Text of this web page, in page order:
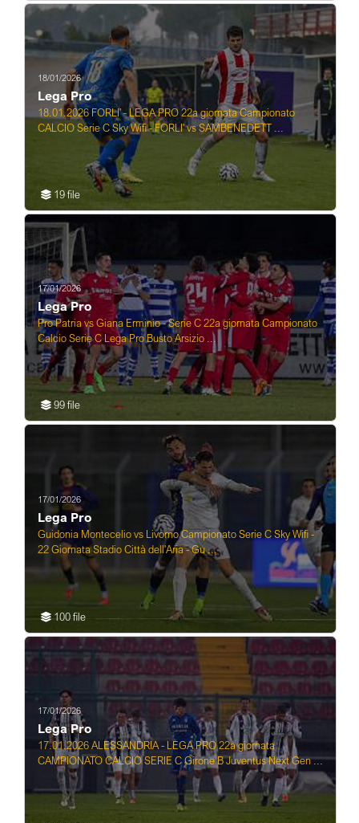
18/01/2026
Lega Pro
18.01.2026 FORLI' - LEGA PRO 22a giornata Campionato
CALCIO Serie C Sky Wifi - FORLI' vs SAMBENEDETT ...
19 file
17/01/2026
Lega Pro
Pro Patria vs Giana Erminio - Serie C 22a giornata Campionato
Calcio Serie C Lega Pro Busto Arsizio ...
99 file
17/01/2026
Lega Pro
Guidonia Montecelio vs Livorno Campionato Serie C Sky Wifi -
22 Giornata Stadio Città dell'Aria - Gu ...
100 file
17/01/2026
Lega Pro
17.01.2026 ALESSANDRIA - LEGA PRO 22a giornata
CAMPIONATO CALCIO SERIE C Girone B Juventus Next Gen ...